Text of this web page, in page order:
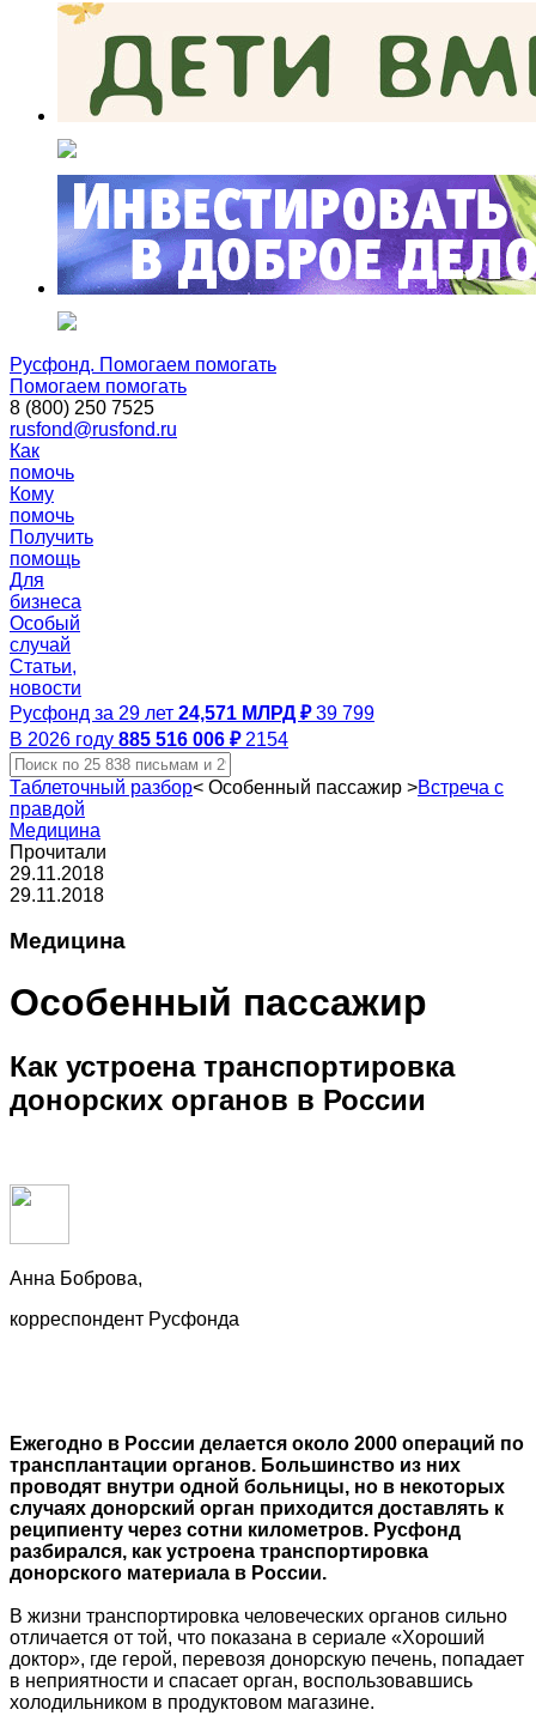
Русфонд. Помогаем помогать
Помогаем помогать
8 (800) 250 7525
rusfond@rusfond.ru
Как
помочь
Кому
помочь
Получить
помощь
Для
бизнеса
Особый
случай
Статьи,
новости
Русфонд за 29 лет 24,571 МЛРД ₽ 39 799
В 2026 году 885 516 006 ₽ 2154
Таблеточный разбор< Особенный пассажир >Встреча с
правдой
Медицина
Прочитали
29.11.2018
29.11.2018
Медицина
Особенный пассажир
Как устроена транспортировка
донорских органов в России
Анна Боброва,
корреспондент Русфонда
Ежегодно в России делается около 2000 операций по
трансплантации органов. Большинство из них
проводят внутри одной больницы, но в некоторых
случаях донорский орган приходится доставлять к
реципиенту через сотни километров. Русфонд
разбирался, как устроена транспортировка
донорского материала в России.
В жизни транспортировка человеческих органов сильно
отличается от той, что показана в сериале «Хороший
доктор», где герой, перевозя донорскую печень, попадает
в неприятности и спасает орган, воспользовавшись
холодильником в продуктовом магазине.